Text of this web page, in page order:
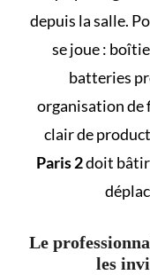
depuis la salle.
se joue :
batteries
organisation de
clair de
Paris 2doit bâtir
Le
les